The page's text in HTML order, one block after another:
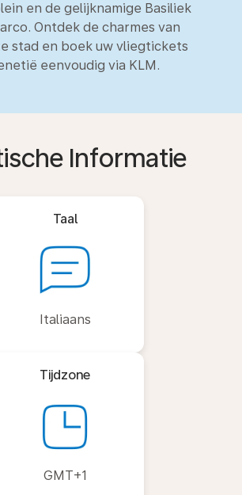
en de gelijknamige Basiliek
Ontdek de charmes van
stad en boek uw vliegtickets
eenvoudig via KLM.
Informatie
Taal
Italiaans
Tijdzone
GMT+1